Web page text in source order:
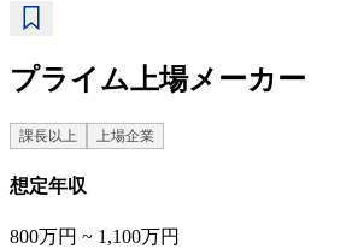
プライム上場メーカー
課長以上 上場企業
想定年収
800万円 ~ 1,100万円